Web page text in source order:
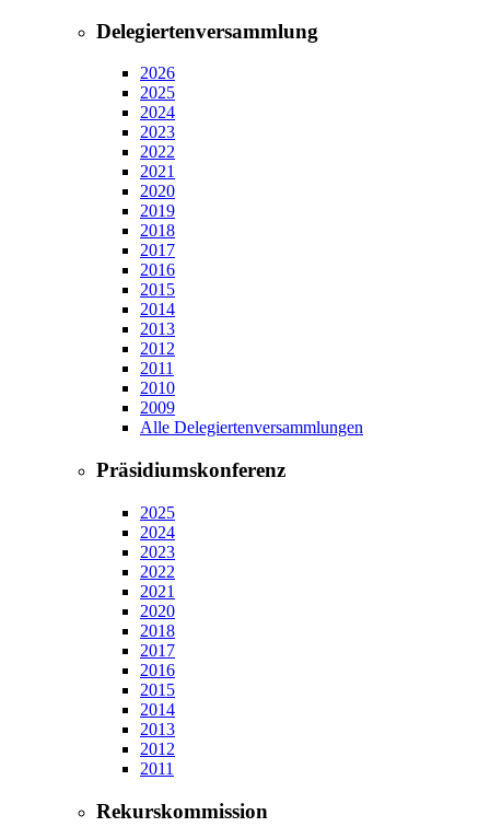
Delegiertenversammlung
2026
2025
2024
2023
2022
2021
2020
2019
2018
2017
2016
2015
2014
2013
2012
2011
2010
2009
Alle Delegiertenversammlungen
Präsidiumskonferenz
2025
2024
2023
2022
2021
2020
2018
2017
2016
2015
2014
2013
2012
2011
Rekurskommission